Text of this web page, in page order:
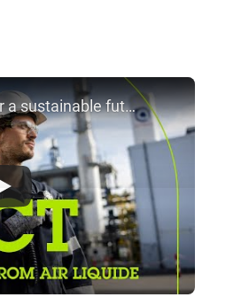
Air Liquide - ACT for a sustainable future